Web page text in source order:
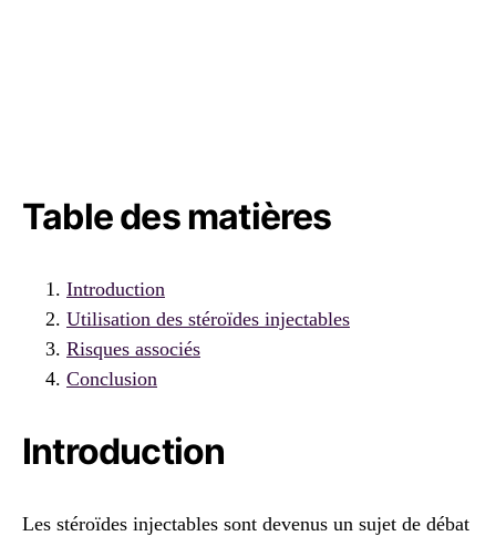
Table des matières
Introduction
Utilisation des stéroïdes injectables
Risques associés
Conclusion
Introduction
Les stéroïdes injectables sont devenus un sujet de débat